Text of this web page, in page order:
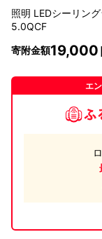
照明 LEDシーリン
5.0QCF
寄附金額19,000
エ